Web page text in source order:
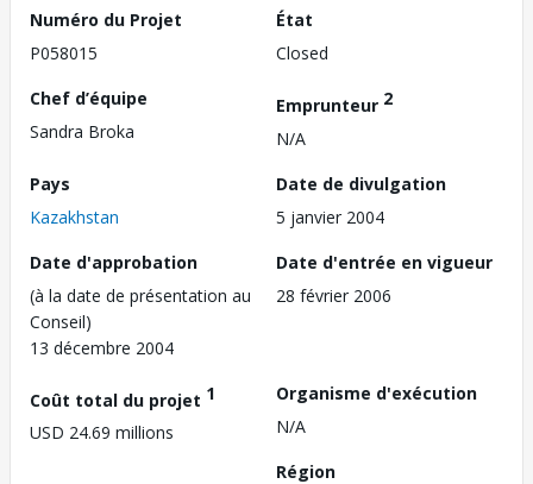
Numéro du Projet
P058015
État
Closed
Chef d’équipe
Sandra Broka
Emprunteur 2
N/A
Pays
Kazakhstan
Date de divulgation
5 janvier 2004
Date d'approbation
(à la date de présentation au
Conseil)
13 décembre 2004
Date d'entrée en vigueur
28 février 2006
Coût total du projet 1
USD 24.69 millions
Organisme d'exécution
N/A
Région